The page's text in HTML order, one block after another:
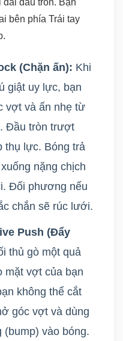
dài đầu tròn. Bạn
bên phía Trái tay
(Chặn ấn): Khi
giật uy lực, bạn
vợt và ấn nhẹ từ
Đầu tròn trượt
thụ lực. Bóng trả
nặng chịch
Đối phương nếu
chắn sẽ rúc lưới.
Push (Đẩy
thủ gò một quả
mặt vợt của bạn
không thể cắt
góc vợt và dùng
(bump) vào bóng.